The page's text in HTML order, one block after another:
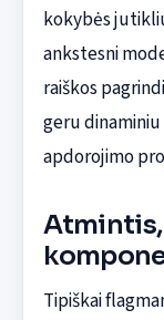
kokybės
ankstesni
raiškos
geru
apdorojimo
Tipiškai